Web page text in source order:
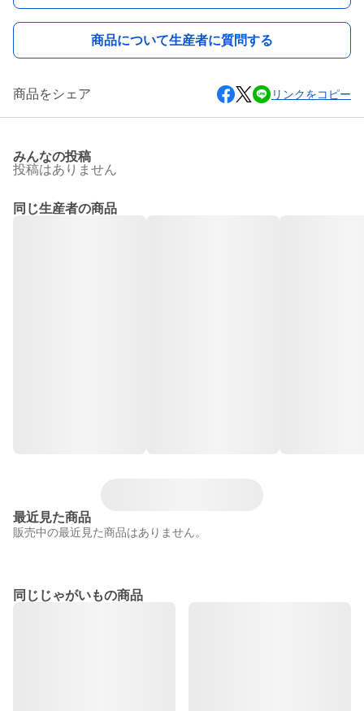
商品について生産者に質問する
商品をシェア リンクをコピー
みんなの投稿
投稿はありません
同じ生産者の商品
最近見た商品
販売中の最近見た商品はありません。
同じじゃがいもの商品